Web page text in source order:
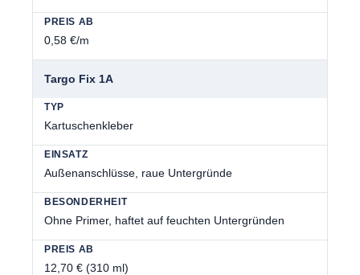
0,58 €/m
Targo Fix 1A
Kartuschenkleber
Außenanschlüsse, raue Untergründe
Ohne Primer, haftet auf feuchten Untergründen
12,70 € (310 ml)